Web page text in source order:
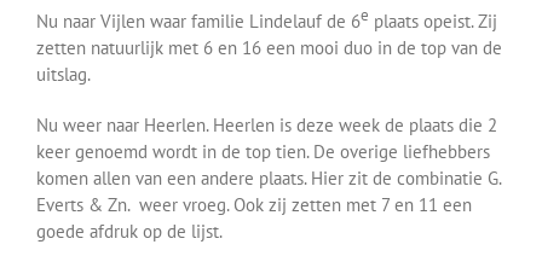
Nu naar Vijlen waar familie Lindelauf de 6e plaats opeist. Zij
zetten natuurlijk met 6 en 16 een mooi duo in de top van de
uitslag.
Nu weer naar Heerlen. Heerlen is deze week de plaats die 2
keer genoemd wordt in de top tien. De overige liefhebbers
komen allen van een andere plaats. Hier zit de combinatie G.
Everts & Zn. weer vroeg. Ook zij zetten met 7 en 11 een
goede afdruk op de lijst.